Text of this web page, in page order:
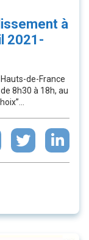
à
2021-
Hauts-de-France
8h30 à 18h, au